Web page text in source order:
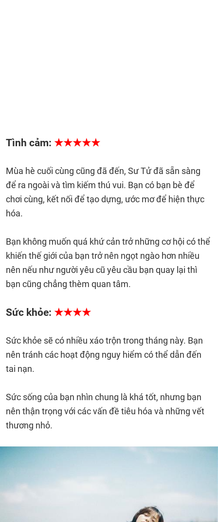
Tình cảm: ★★★★★
Mùa hè cuối cùng cũng đã đến, Sư Tử đã sẵn sàng
để ra ngoài và tìm kiếm thú vui. Bạn có bạn bè để
chơi cùng, kết nối để tạo dựng, ước mơ để hiện thực
hóa.
Bạn không muốn quá khứ cản trở những cơ hội có thể
khiến thế giới của bạn trở nên ngọt ngào hơn nhiều
nên nếu như người yêu cũ yêu cầu bạn quay lại thì
bạn cũng chẳng thèm quan tâm.
Sức khỏe: ★★★★
Sức khỏe sẽ có nhiều xáo trộn trong tháng này. Bạn
nên tránh các hoạt động nguy hiểm có thể dẫn đến
tai nạn.
Sức sống của bạn nhìn chung là khá tốt, nhưng bạn
nên thận trọng với các vấn đề tiêu hóa và những vết
thương nhỏ.